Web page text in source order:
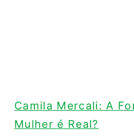
Camila Mercali: A
Mulher é Real?